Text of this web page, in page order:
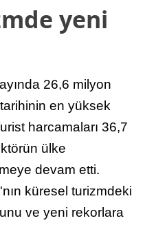
yeni
26,6 milyon
en yüksek
harcamaları 36,7
ülke
devam etti.
küresel turizmdeki
ve yeni rekorlara